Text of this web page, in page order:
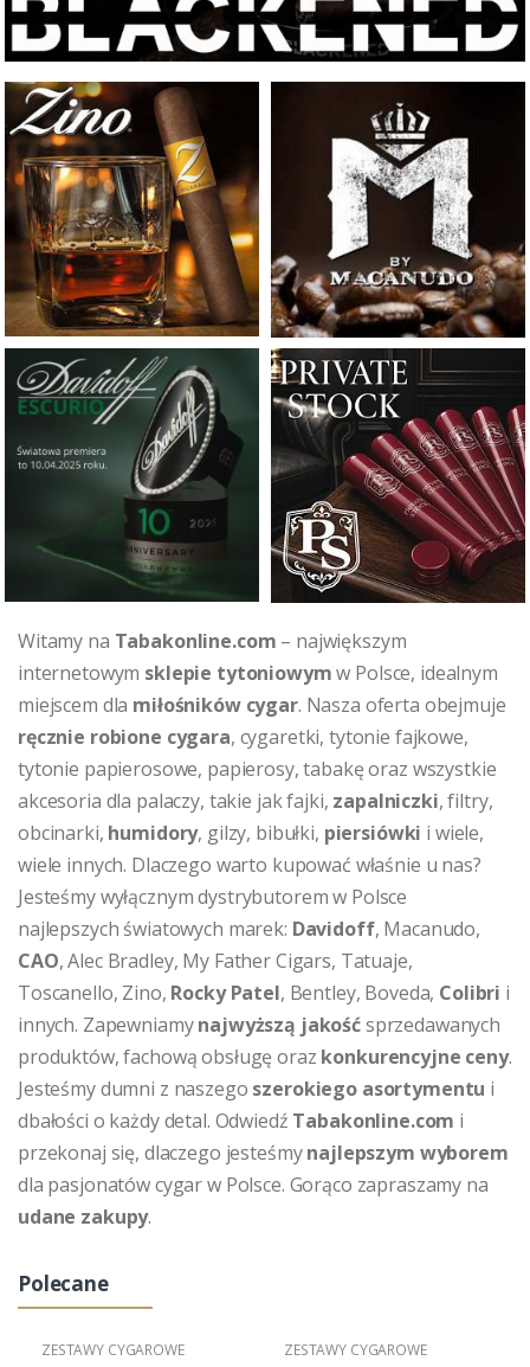
Witamy na Tabakonline.com – największym
internetowym sklepie tytoniowymw Polsce, idealnym
miejscem dla miłośników cygar. Nasza oferta obejmuje
ręcznie robione cygara, cygaretki, tytonie fajkowe,
tytonie papierosowe, papierosy, tabakę oraz wszystkie
akcesoria dla palaczy, takie jak fajki, zapalniczki, filtry,
obcinarki, humidory, gilzy, bibułki, piersiówki i wiele,
wiele innych. Dlaczego warto kupować właśnie u nas?
Jesteśmy wyłącznym dystrybutorem w Polsce
najlepszych światowych marek: Davidoff, Macanudo,
CAO, Alec Bradley, My Father Cigars, Tatuaje,
Toscanello, Zino, Rocky Patel, Bentley, Boveda, Colibri i
innych. Zapewniamynajwyższą jakośćsprzedawanych
produktów, fachową obsługę oraz konkurencyjne ceny.
Jesteśmy dumni z naszego szerokiego asortymentu i
dbałości o każdy detal. Odwiedź Tabakonline.com i
przekonaj się, dlaczego jesteśmynajlepszym wyborem
dla pasjonatów cygar w Polsce. Gorąco zapraszamy na
udane zakupy.
Polecane
ZESTAWY CYGAROWE
ZESTAWY CYGAROWE